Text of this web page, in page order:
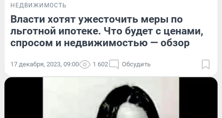
НЕДВИЖИМОСТЬ
Власти хотят ужесточить меры по
льготной ипотеке. Что будет с ценами,
спросом и недвижимостью — обзор
17 декабря, 2023, 09:00 1 602 Обсудить